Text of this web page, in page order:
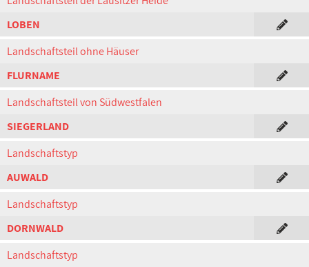
LOBEN
Landschaftsteil ohne Häuser
FLURNAME
Landschaftsteil von Südwestfalen
SIEGERLAND
Landschaftstyp
AUWALD
Landschaftstyp
DORNWALD
Landschaftstyp